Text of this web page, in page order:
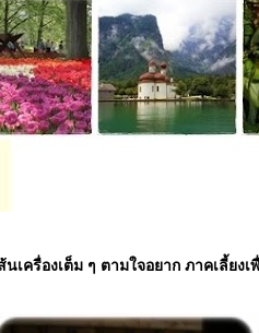
เครื่องเต็ม ๆ ตามใจอยาก ภาคเลี้ยง